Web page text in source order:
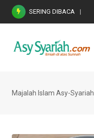
Skip
SERING DIBACA
Majalah Islam Asy-Syariah